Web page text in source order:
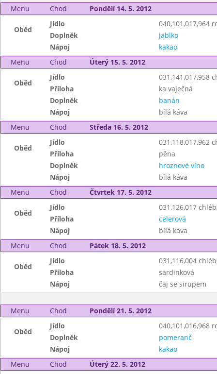
Menu Chod Pondělí 14. 5. 2012
Oběd
Jídlo
040,101,017,964
Doplněk
jablko
Nápoj
kakao
Menu
Chod Úterý 15. 5. 2012
Oběd
Jídlo
031,141,017,958
Příloha
ka vaječná
Doplněk
banán
Nápoj
bílá káva
Menu
Chod Středa 16. 5. 2012
Oběd
Jídlo
031,118,017,962
Příloha
pěna
Doplněk
hroznové víno
Nápoj
bílá káva
Menu
Chod Čtvrtek 17. 5. 2012
Oběd
Jídlo
031,126,017
Příloha
celerová
Nápoj
bílá káva
Menu
Chod Pátek 18. 5. 2012
Oběd
Jídlo
031,116,004
Příloha
sardinková
Nápoj
čaj se sirupem
Menu Chod Pondělí 21. 5. 2012
Oběd
Jídlo
040,101,016,968
Doplněk
pomeranč
Nápoj
kakao
Menu
Chod Úterý 22. 5. 2012